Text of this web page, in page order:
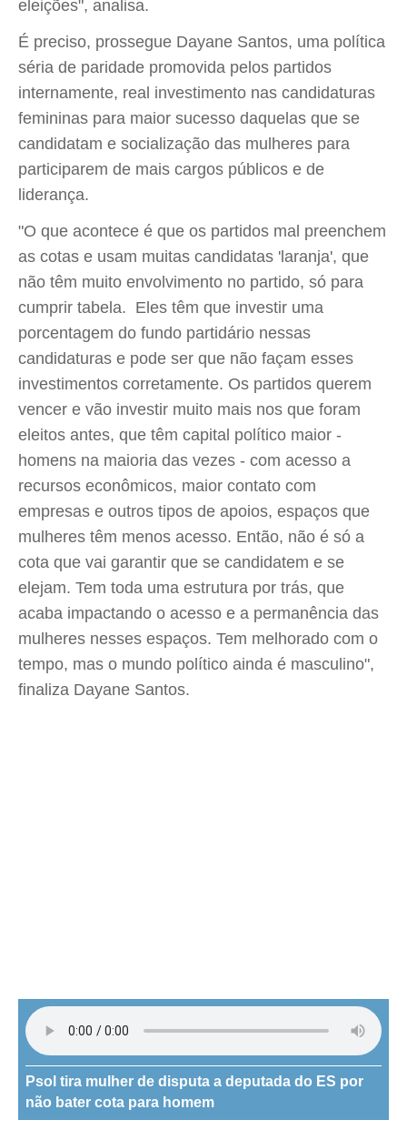
eleições", analisa.
É preciso, prossegue Dayane Santos, uma política
séria de paridade promovida pelos partidos
internamente, real investimento nas candidaturas
femininas para maior sucesso daquelas que se
candidatam e socialização das mulheres para
participarem de mais cargos públicos e de
liderança.
"O que acontece é que os partidos mal preenchem
as cotas e usam muitas candidatas 'laranja', que
não têm muito envolvimento no partido, só para
cumprir tabela. Eles têm que investir uma
porcentagem do fundo partidário nessas
candidaturas e pode ser que não façam esses
investimentos corretamente. Os partidos querem
vencer e vão investir muito mais nos que foram
eleitos antes, que têm capital político maior -
homens na maioria das vezes - com acesso a
recursos econômicos, maior contato com
empresas e outros tipos de apoios, espaços que
mulheres têm menos acesso. Então, não é só a
cota que vai garantir que se candidatem e se
elejam. Tem toda uma estrutura por trás, que
acaba impactando o acesso e a permanência das
mulheres nesses espaços. Tem melhorado com o
tempo, mas o mundo político ainda é masculino",
finaliza Dayane Santos.
Psol tira mulher de disputa a deputada do ES por
não bater cota para homem